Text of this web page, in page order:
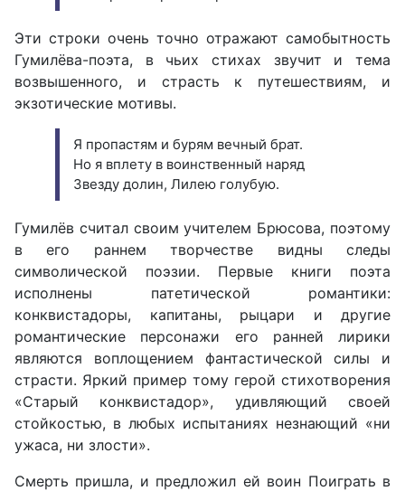
Эти строки очень точно отражают самобытность
Гумилёва-поэта, в чьих стихах звучит и тема
возвышенного, и страсть к путешествиям, и
экзотические мотивы.
Я пропастям и бурям вечный брат.
Но я вплету в воинственный наряд
Звезду долин, Лилею голубую.
Гумилёв считал своим учителем Брюсова, поэтому
в его раннем творчестве видны следы
символической поэзии. Первые книги поэта
исполнены патетической романтики:
конквистадоры, капитаны, рыцари и другие
романтические персонажи его ранней лирики
являются воплощением фантастической силы и
страсти. Яркий пример тому герой стихотворения
«Старый конквистадор», удивляющий своей
стойкостью, в любых испытаниях незнающий «ни
ужаса, ни злости».
Смерть пришла, и предложил ей воин Поиграть в